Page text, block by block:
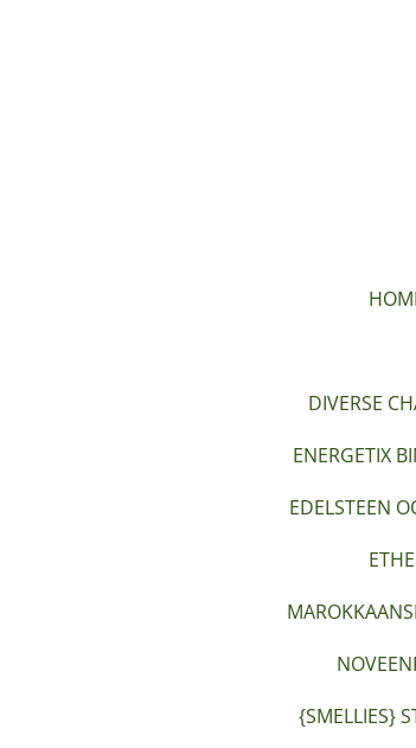
DIVERSE
ENERGETIX
EDELSTEEN
{SMELLIES}